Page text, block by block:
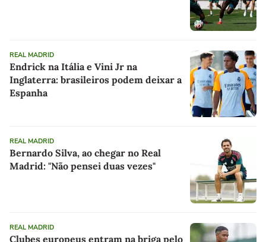
REAL MADRID
Endrick na Itália e Vini Jr na
Inglaterra: brasileiros podem deixar a
Espanha
REAL MADRID
Bernardo Silva, ao chegar no Real
Madrid: "Não pensei duas vezes"
REAL MADRID
Clubes europeus entram na briga pelo